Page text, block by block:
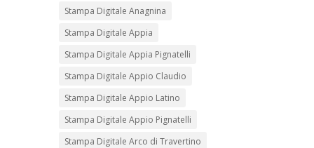
Stampa Digitale Anagnina
Stampa Digitale Appia
Stampa Digitale Appia Pignatelli
Stampa Digitale Appio Claudio
Stampa Digitale Appio Latino
Stampa Digitale Appio Pignatelli
Stampa Digitale Arco di Travertino